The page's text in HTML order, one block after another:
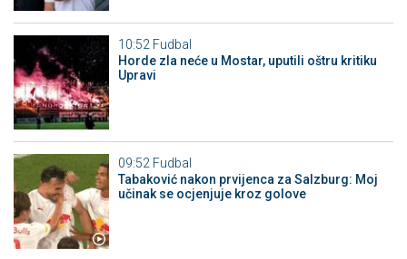
10:52 Fudbal
Horde zla neće u Mostar, uputili oštru kritiku
Upravi
09:52 Fudbal
Tabaković nakon prvijenca za Salzburg: Moj
učinak se ocjenjuje kroz golove